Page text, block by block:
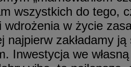
wszystkich do tego,
wdrożenia w życie
najpierw zakładamy
Inwestycja we